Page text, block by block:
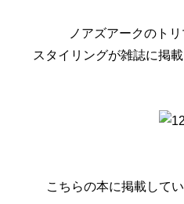
ノアズアークのト
スタイリングが雑誌に掲